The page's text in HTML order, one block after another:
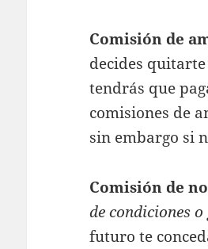
Comisión de
decides
tendrás que
comisiones de
sin embargo si
Comisión de
de condiciones
futuro te